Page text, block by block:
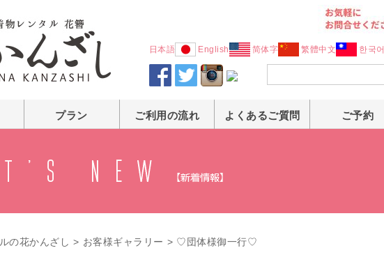
日本語 English 简体字 繁體中文 한국어
プラン ご利用の流れ よくあるご質問 ご予約
の花かんざし > お客様ギャラリー > ♡団体様御一行♡